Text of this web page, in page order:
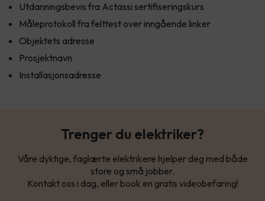
Utdanningsbevis fra Actassi sertifiseringskurs
Måleprotokoll fra felttest over inngående linker
Objektets adresse
Prosjektnavn
Installasjonsadresse
Trenger du elektriker?
Våre dyktige, faglærte elektrikere hjelper deg med både
store og små jobber.
Kontakt oss i dag, eller book en gratis videobefaring!